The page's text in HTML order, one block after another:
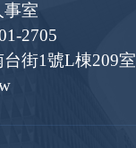
事室
2705
街1號L棟209室